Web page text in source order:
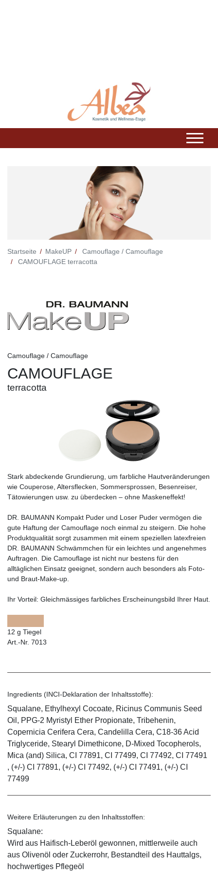
Startseite MakeUP
Camouflage / Camouflage
CAMOUFLAGE terracotta
Camouflage / Camouflage
CAMOUFLAGE
terracotta
Stark abdeckende Grundierung, um farbliche Hautveränderungen
wie Couperose, Altersflecken, Sommersprossen, Besenreiser,
Tätowierungen usw. zu überdecken – ohne Maskeneffekt!
DR. BAUMANN Kompakt Puder und Loser Puder vermögen die
gute Haftung der Camouflage noch einmal zu steigern. Die hohe
Produktqualität sorgt zusammen mit einem speziellen latexfreien
DR. BAUMANN Schwämmchen für ein leichtes und angenehmes
Auftragen. Die Camouflage ist nicht nur bestens für den
alltäglichen Einsatz geeignet, sondern auch besonders als Foto-
und Braut-Make-up.
Ihr Vorteil: Gleichmässiges farbliches Erscheinungsbild Ihrer Haut.
12 g Tiegel
Art.-Nr. 7013
Ingredients (INCI-Deklaration der Inhaltsstoffe):
Squalane, Ethylhexyl Cocoate, Ricinus Communis Seed
Oil, PPG-2 Myristyl Ether Propionate, Tribehenin,
Copernicia Cerifera Cera, Candelilla Cera, C18-36 Acid
Triglyceride, Stearyl Dimethicone, D-Mixed Tocopherols,
Mica (and) Silica, CI 77891, CI 77499, CI 77492, CI 77491
, (+/-) CI 77891, (+/-) CI 77492, (+/-) CI 77491, (+/-) CI
77499
Weitere Erläuterungen zu den Inhaltsstoffen:
Squalane:
Wird aus Haifisch-Leberöl gewonnen, mittlerweile auch
aus Olivenöl oder Zuckerrohr, Bestandteil des Hauttalgs,
hochwertiges Pflegeöl